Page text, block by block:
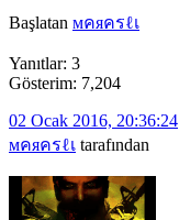
Başlatan мคяครℓเ
Yanıtlar: 3
Gösterim: 7,204
02 Ocak 2016, 20:36:24
мคяครℓเ tarafından